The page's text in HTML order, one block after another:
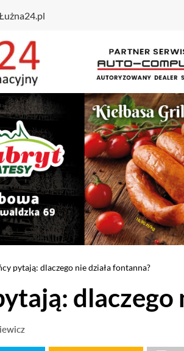
Łużna24.pl
pytają: dlaczego nie działa fontanna?
dlaczego